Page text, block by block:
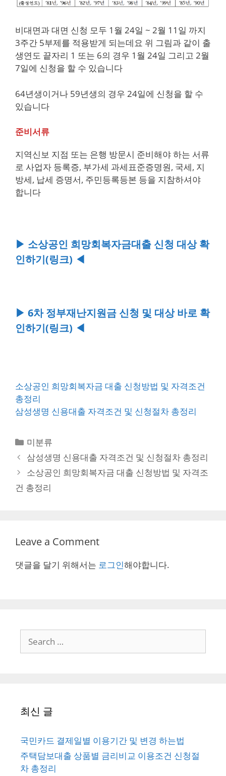
비대면과 대면 신청 모두 1월 24일 ~ 2월 11일 까지
3주간 5부제를 적용받게 되는데요 위 그림과 같이 출
생연도 끝자리 1 또는 6의 경우 1월 24일 그리고 2월
7일에 신청을 할 수 있습니다
64년생이거나 59년생의 경우 24일에 신청을 할 수
있습니다
준비서류
지역신보 지점 또는 은행 방문시 준비해야 하는 서류
로 사업자 등록증, 부가세 과세표준증명원, 국세, 지
방세, 납세 증명서, 주민등록등본 등을 지참하셔야
합니다
▶ 소상공인 희망회복자금대출 신청 대상 확
인하기(링크) ◀
▶ 6차 정부재난지원금 신청 및 대상 바로 확
인하기(링크) ◀
소상공인 희망회복자금 대출 신청방법 및 자격조건
총정리
삼성생명 신용대출 자격조건 및 신청절차 총정리
Categories
미분류
Post
navigation
삼성생명 신용대출 자격조건 및 신청절차 총정리
소상공인 희망회복자금 대출 신청방법 및 자격조
건 총정리
Leave a Comment
댓글을 달기 위해서는 로그인해야합니다.
for:
최신 글
국민카드 결제일별 이용기간 및 변경 하는법
주택담보대출 상품별 금리비교 이용조건 신청절
차 총정리